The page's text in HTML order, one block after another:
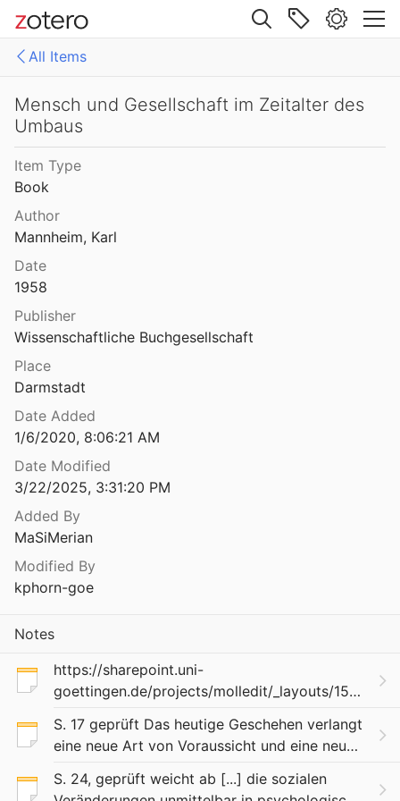
Site navigation
All Items
Gesamtausgabe (KMG)
All Items
1: Klaus Mollenhauer: Werke
3: Archivdokumente
Mensch und Gesellschaft im Zeitalter des
Umbaus
Item Type
Book
Author
Mannheim, Karl
Date
1958
Publisher
Wissenschaftliche Buchgesellschaft
Place
Darmstadt
Date Added
1/6/2020, 8:06:21 AM
Date Modified
3/22/2025, 3:31:20 PM
Added By
MaSiMerian
Modified By
kphorn-goe
Notes
https://sharepoint.uni-
goettingen.de/projects/molledit/_layouts/15/
S. 17 geprüft Das heutige Geschehen verlangt
eine neue Art von Voraussicht und eine neue
Zugleich ist es nötig, daß sich unser Fühlen,
S. 24, geprüft weicht ab [...] die sozialen